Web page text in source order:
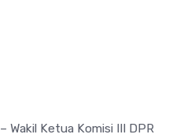
– Wakil Ketua Komisi III DPR